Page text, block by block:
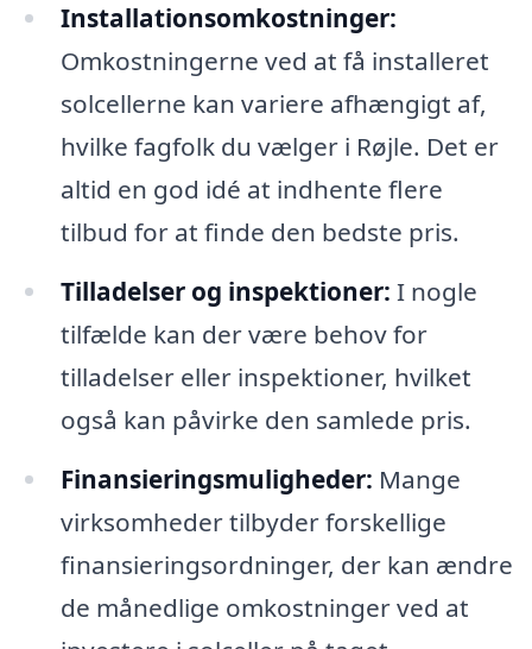
Installationsomkostninger:
Omkostningerne ved at få installeret
solcellerne kan variere afhængigt af,
hvilke fagfolk du vælger i Røjle. Det er
altid en god idé at indhente flere
tilbud for at finde den bedste pris.
Tilladelser og inspektioner: I nogle
tilfælde kan der være behov for
tilladelser eller inspektioner, hvilket
også kan påvirke den samlede pris.
Finansieringsmuligheder: Mange
virksomheder tilbyder forskellige
finansieringsordninger, der kan ændre
de månedlige omkostninger ved at